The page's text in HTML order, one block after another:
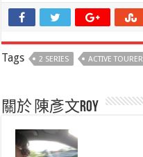
Tags 2 SERIES ACTIVE TOURER
關於 陳彥文Roy